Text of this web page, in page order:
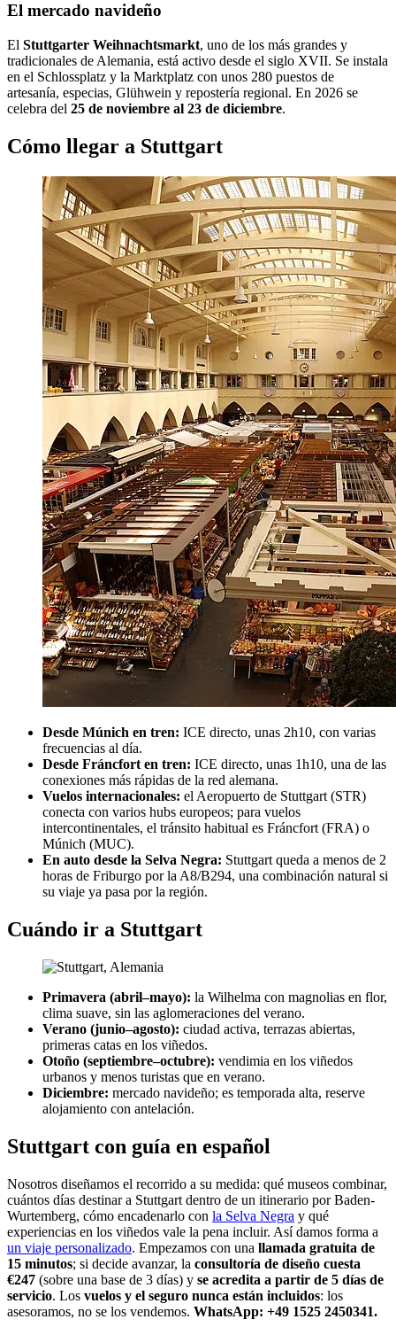
El mercado navideño
El Stuttgarter Weihnachtsmarkt, uno de los más grandes y
tradicionales de Alemania, está activo desde el siglo XVII. Se instala
en el Schlossplatz y la Marktplatz con unos 280 puestos de
artesanía, especias, Glühwein y repostería regional. En 2026 se
celebra del 25 de noviembre al 23 de diciembre.
Cómo llegar a Stuttgart
Desde Múnich en tren: ICE directo, unas 2h10, con varias
frecuencias al día.
Desde Fráncfort en tren: ICE directo, unas 1h10, una de las
conexiones más rápidas de la red alemana.
Vuelos internacionales: el Aeropuerto de Stuttgart (STR)
conecta con varios hubs europeos; para vuelos
intercontinentales, el tránsito habitual es Fráncfort (FRA) o
Múnich (MUC).
En auto desde la Selva Negra: Stuttgart queda a menos de 2
horas de Friburgo por la A8/B294, una combinación natural si
su viaje ya pasa por la región.
Cuándo ir a Stuttgart
Primavera (abril–mayo): la Wilhelma con magnolias en flor,
clima suave, sin las aglomeraciones del verano.
Verano (junio–agosto): ciudad activa, terrazas abiertas,
primeras catas en los viñedos.
Otoño (septiembre–octubre): vendimia en los viñedos
urbanos y menos turistas que en verano.
Diciembre: mercado navideño; es temporada alta, reserve
alojamiento con antelación.
Stuttgart con guía en español
Nosotros diseñamos el recorrido a su medida: qué museos combinar,
cuántos días destinar a Stuttgart dentro de un itinerario por Baden-
Wurtemberg, cómo encadenarlo con la Selva Negra y qué
experiencias en los viñedos vale la pena incluir. Así damos forma a
un viaje personalizado. Empezamos con una llamada gratuita de
15 minutos; si decide avanzar, la consultoría de diseño cuesta
€247 (sobre una base de 3 días) y se acredita a partir de 5 días de
servicio. Los vuelos y el seguro nunca están incluidos: los
asesoramos, no se los vendemos. WhatsApp: +49 1525 2450341.